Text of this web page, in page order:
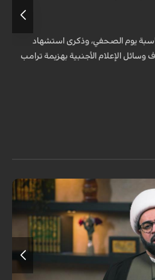
يوم الصحفي، وذكرى استشهاد
الإعلام الأجنبية بهزيمة ترامب